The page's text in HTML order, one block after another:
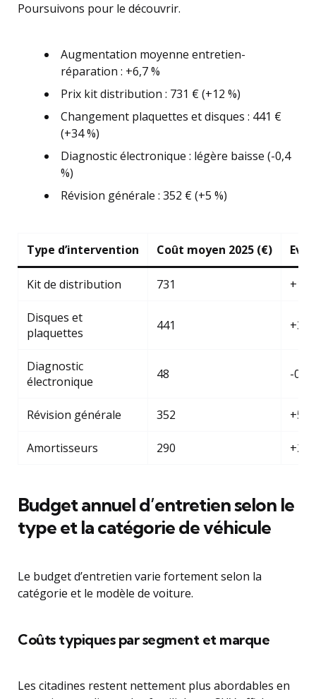
Poursuivons pour le découvrir.
Augmentation moyenne entretien-
réparation : +6,7 %
Prix kit distribution : 731 € (+12 %)
Changement plaquettes et disques : 441 €
(+34 %)
Diagnostic électronique : légère baisse (-0,4
%)
Révision générale : 352 € (+5 %)
Type d’intervention Coût moyen 2025 (€)
Kit de distribution 731
Disques et
plaquettes
441
Diagnostic
électronique
48 -
Révision générale 352 +5%
Amortisseurs 290 +2%
Budget annuel d’entretien selon le
type et la catégorie de véhicule
Le budget d’entretien varie fortement selon la
catégorie et le modèle de voiture.
Coûts typiques par segment et marque
Les citadines restent nettement plus abordables en